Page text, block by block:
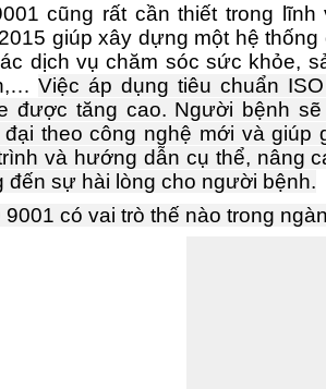
cũng rất cần thiết trong
giúp xây dựng một hệ
dịch vụ chăm sóc sức khỏe,
Việc áp dụng tiêu chuẩn
được tăng cao. Người bệnh
theo công nghệ mới và giúp
và hướng dẫn cụ thể, nâng
đến sự hài lòng cho người bệnh.
9001 có vai trò thế nào trong